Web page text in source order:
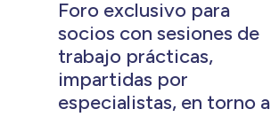
Foro exclusivo para
socios con sesiones de
trabajo prácticas,
impartidas por
especialistas, en torno a